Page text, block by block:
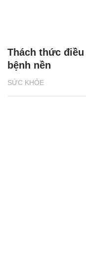
SỨC KHỎE
Thách thức
bệnh nền